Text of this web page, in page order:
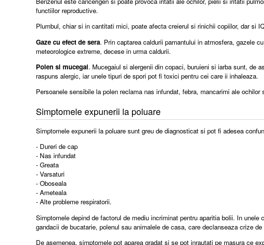
functiilor reproductive.
Plumbul, chiar si in cantitati mici, poate afecta creierul si rinichii copiilor, dar si
Gaze cu efect de sera. Prin captarea caldurii pamantului in atmosfera, gazele
meteorologice extreme, decese in urma caldurii.
Polen si mucegai. Mucegaiul si alergenii din copaci, buruieni si iarba sunt, de
raspuns alergic, iar unele tipuri de spori pot fi toxici pentru cei care ii inhaleaza.
Persoanele sensibile la polen reclama nas infundat, febra, mancarimi ale
Simptomele expunerii la poluare
Simptomele expunerii la poluare sunt greu de diagnosticat si pot fi adesea
- Dureri de cap
- Nas infundat
- Greata
- Varsaturi
- Oboseala
- Ameteala
- Alte probleme respiratorii.
Simptomele depind de factorul de mediu incriminat pentru aparitia bolii. In
gandacii de bucatarie, polenul sau animalele de casa, care declanseaza crize
De asemenea, simptomele pot aparea gradat si se pot inrautati pe masura ce